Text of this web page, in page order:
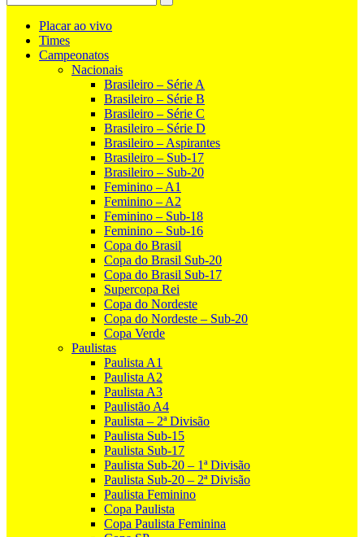
Placar ao vivo
Times
Campeonatos
Nacionais
Brasileiro – Série A
Brasileiro – Série B
Brasileiro – Série C
Brasileiro – Série D
Brasileiro – Aspirantes
Brasileiro – Sub-17
Brasileiro – Sub-20
Feminino – A1
Feminino – A2
Feminino – Sub-18
Feminino – Sub-16
Copa do Brasil
Copa do Brasil Sub-20
Copa do Brasil Sub-17
Supercopa Rei
Copa do Nordeste
Copa do Nordeste – Sub-20
Copa Verde
Paulistas
Paulista A1
Paulista A2
Paulista A3
Paulistão A4
Paulista – 2ª Divisão
Paulista Sub-15
Paulista Sub-17
Paulista Sub-20 – 1ª Divisão
Paulista Sub-20 – 2ª Divisão
Paulista Feminino
Copa Paulista
Copa Paulista Feminina